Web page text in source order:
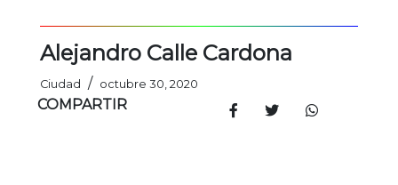
Alejandro Calle Cardona
Ciudad / octubre 30, 2020
COMPARTIR